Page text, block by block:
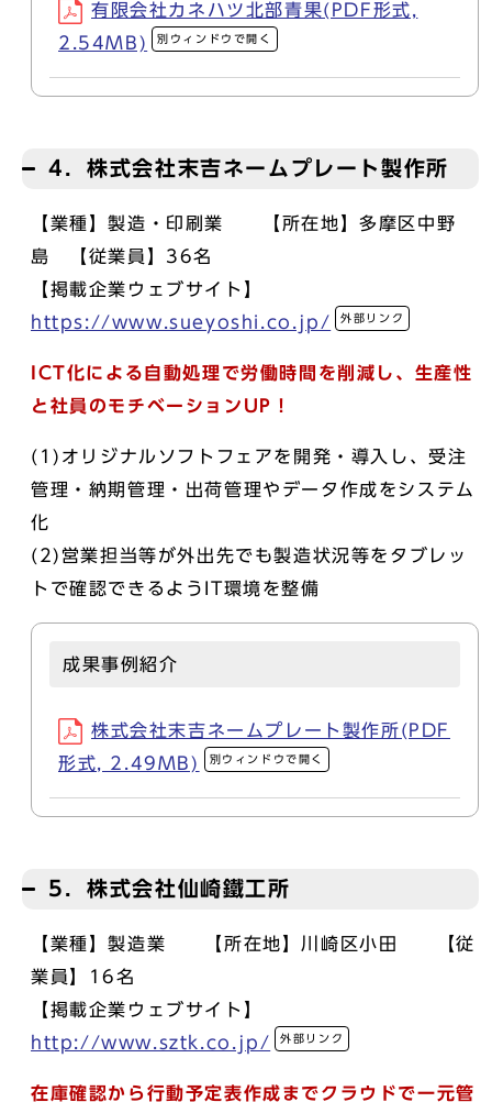
有限会社カネハツ北部青果(PDF形式,
2.54MB)
別ウィンドウで開く
4．株式会社末吉ネームプレート製作所
【業種】製造・印刷業 【所在地】多摩区中野
島 【従業員】36名
【掲載企業ウェブサイト】
https://www.sueyoshi.co.jp/
外部リンク
ICT化による自動処理で労働時間を削減し、生産性
と社員のモチベーションUP！
(1)オリジナルソフトフェアを開発・導入し、受注
管理・納期管理・出荷管理やデータ作成をシステム
化
(2)営業担当等が外出先でも製造状況等をタブレッ
トで確認できるようIT環境を整備
成果事例紹介
株式会社末吉ネームプレート製作所(PDF
形式, 2.49MB)
別ウィンドウで開く
5．株式会社仙崎鐵工所
【業種】製造業 【所在地】川崎区小田 【従
業員】16名
【掲載企業ウェブサイト】
http://www.sztk.co.jp/
外部リンク
在庫確認から行動予定表作成までクラウドで一元管